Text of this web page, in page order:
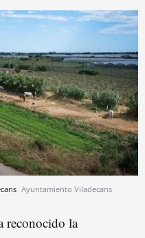
Ayuntamiento Viladecans
reconocido la